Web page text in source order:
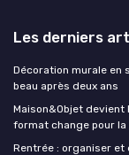
Les derniers
Décoration murale en
beau après deux ans
Maison&Objet devient
format change pour
Rentrée : organiser et